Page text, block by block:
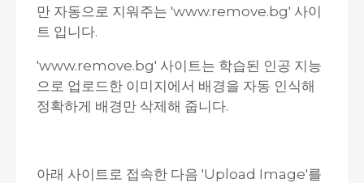
만 자동으로 지워주는 'www.remove.bg' 사이
트 입니다.
'www.remove.bg' 사이트는 학습된 인공 지능
으로 업로드한 이미지에서 배경을 자동 인식해
정확하게 배경만 삭제해 줍니다.
아래 사이트로 접속한 다음 'Upload Image'를